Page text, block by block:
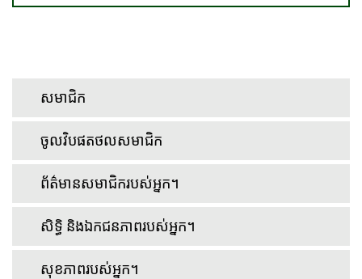
សមាជិក
ចូលវិបផតថលសមាជិក
ព័ត៌មានសមាជិករបស់អ្នក។
សិទ្ធិ និងឯកជនភាពរបស់អ្នក។
សុខភាពរបស់អ្នក។